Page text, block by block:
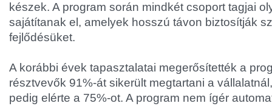
készek. A program során mindkét csoport tagjai
sajátítanak el, amelyek hosszú távon biztosítják
fejlődésüket.
A korábbi évek tapasztalatai megerősítették a
résztvevők 91%-át sikerült megtartani a
pedig elérte a 75%-ot. A program nem ígér